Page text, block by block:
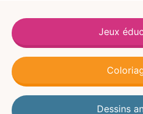
Jeux
Dessins